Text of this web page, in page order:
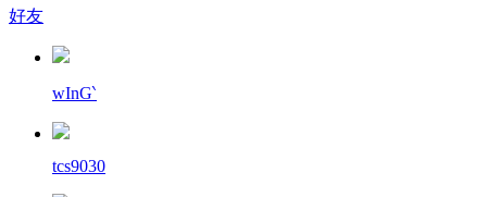
好友
wInG‵
tcs9030